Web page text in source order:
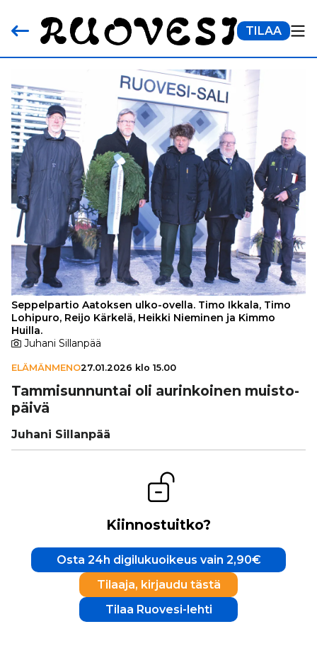
TILAA
Seppelpartio Aatoksen ulko-ovella. Timo Ikkala, Timo
Lohipuro, Reijo Kärkelä, Heikki Nieminen ja Kimmo
Huilla.
Juhani Sillanpää
ELÄMÄNMENO27.01.2026 klo 15.00
Tam­mi­sun­nun­tai oli aurin­koi­nen muis­to­
päivä
Juhani Sillanpää
Kiinnostuitko?
Osta 24h digilukuoikeus vain 2,90€
Tilaaja, kirjaudu tästä
Tilaa Ruovesi-lehti